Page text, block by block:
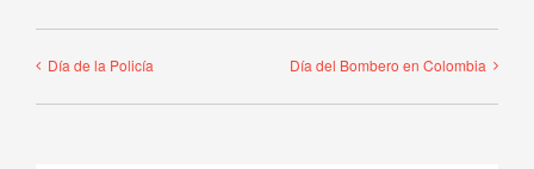
Día de la Policía Día del Bombero en Colombia